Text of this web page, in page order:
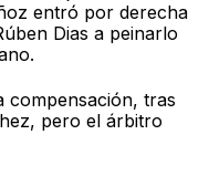
entró por derecha
Dias a peinarlo
compensación, tras
pero el árbitro